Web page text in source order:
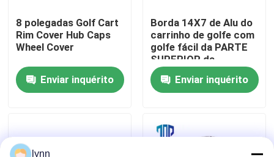
Notícia
Espelhos do lado do carrinho de golfe
Painel do carrinho de golfe
8 polegadas Golf Cart
Rim Cover Hub Caps
Wheel Cover
Enviar inquérito
Borda 14X7 de Alu do
carrinho de golfe com
golfe fácil da PARTE
SUPERIOR da
instalação 23X10.5-
14
Enviar inquérito
lynn